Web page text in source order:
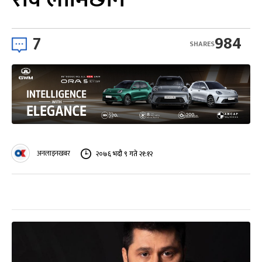
7 984
SHARES
अनलाइनखबर २०७६ भदौ ९ गते २१:१२